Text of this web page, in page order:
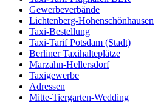
Gewerbeverbände
Lichtenberg-Hohenschönhausen
Taxi-Bestellung
Taxi-Tarif Potsdam (Stadt)
Berliner Taxihalteplätze
Marzahn-Hellersdorf
Taxigewerbe
Adressen
Mitte-Tiergarten-Wedding